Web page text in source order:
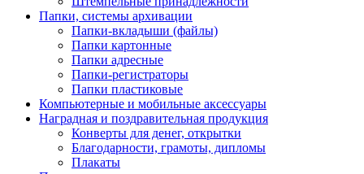
Папки, системы архивации
Папки-вкладыши (файлы)
Папки картонные
Папки адресные
Папки-регистраторы
Папки пластиковые
Компьютерные и мобильные аксессуары
Наградная и поздравительная продукция
Конверты для денег, открытки
Благодарности, грамоты, дипломы
Плакаты